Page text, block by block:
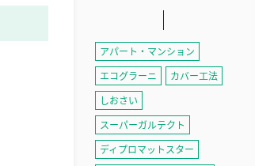
アパート・マンション
エコグラーニ
カバー工法
しおさい
スーパーガルテクト
ディプロマットスター